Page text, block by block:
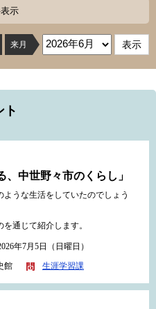
示
来月
ト
中世野々市のくらし」
ような生活をしていたのでしょう
通じて紹介します。
年7月5日（日曜日）
館 生涯学習課